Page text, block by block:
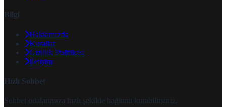
Bilgi
Hakkımızda
Kurallar
Gizlilik Politikası
İletişim
Hızlı Sohbet
Sohbet odalarımıza hızlı şekilde bağlantı kurabilirsiniz.